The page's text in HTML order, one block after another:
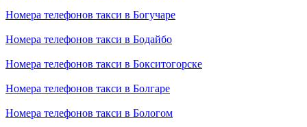
Номера телефонов такси в Богучаре
Номера телефонов такси в Бодайбо
Номера телефонов такси в Бокситогорске
Номера телефонов такси в Болгаре
Номера телефонов такси в Бологом